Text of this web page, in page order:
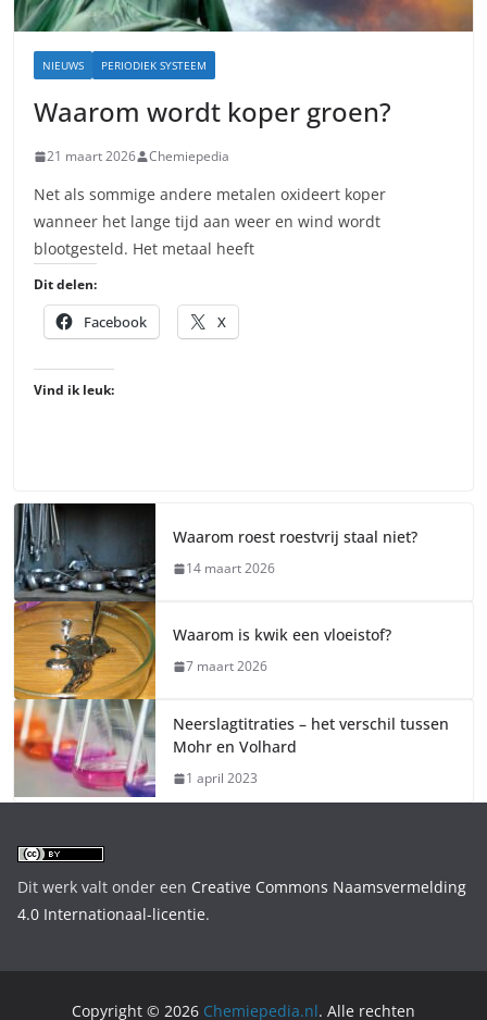
NIEUWS PERIODIEK SYSTEEM
Waarom wordt koper groen?
21 maart 2026 Chemiepedia
Net als sommige andere metalen oxideert koper
wanneer het lange tijd aan weer en wind wordt
blootgesteld. Het metaal heeft
Dit delen:
Facebook X
Vind ik leuk:
Waarom roest roestvrij staal niet?
14 maart 2026
Waarom is kwik een vloeistof?
7 maart 2026
Neerslagtitraties – het verschil tussen
Mohr en Volhard
1 april 2023
Dit werk valt onder een Creative Commons Naamsvermelding
4.0 Internationaal-licentie.
Copyright © 2026 Chemiepedia.nl. Alle rechten